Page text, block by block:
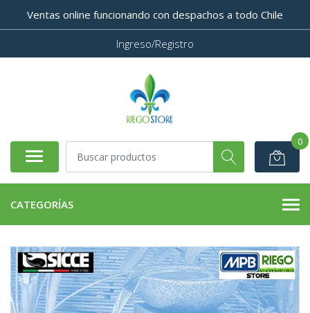
Ventas online funcionando con despachos a todo Chile
Ingreso/Registro
0
CATEGORÍAS